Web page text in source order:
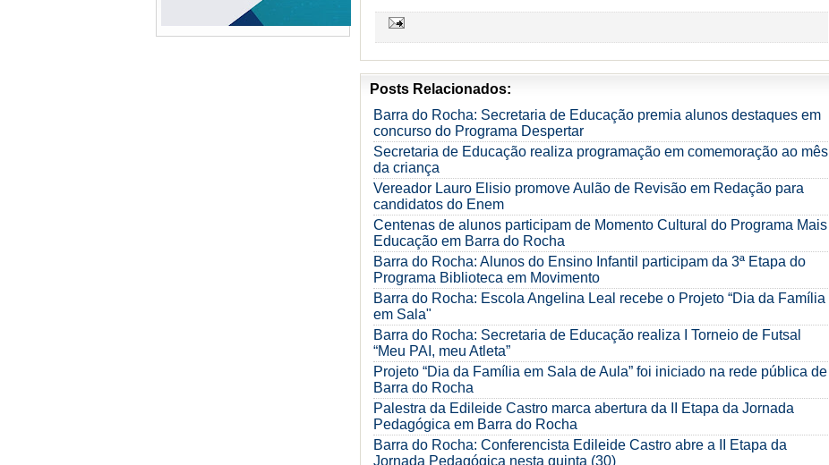
Posts Relacionados:
Barra do Rocha: Secretaria de Educação premia alunos destaques em
concurso do Programa Despertar
Secretaria de Educação realiza programação em comemoração ao mês
da criança
Vereador Lauro Elisio promove Aulão de Revisão em Redação para
candidatos do Enem
Centenas de alunos participam de Momento Cultural do Programa Mais
Educação em Barra do Rocha
Barra do Rocha: Alunos do Ensino Infantil participam da 3ª Etapa do
Programa Biblioteca em Movimento
Barra do Rocha: Escola Angelina Leal recebe o Projeto “Dia da Família
em Sala"
Barra do Rocha: Secretaria de Educação realiza I Torneio de Futsal
“Meu PAI, meu Atleta”
Projeto “Dia da Família em Sala de Aula” foi iniciado na rede pública de
Barra do Rocha
Palestra da Edileide Castro marca abertura da II Etapa da Jornada
Pedagógica em Barra do Rocha
Barra do Rocha: Conferencista Edileide Castro abre a II Etapa da
Jornada Pedagógica nesta quinta (30)